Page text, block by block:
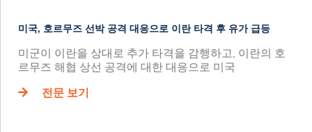
미국, 호르무즈 선박 공격 대응으로 이란 타격 후 유가 급등
미군이 이란을 상대로 추가 타격을 감행하고, 이란의 호
르무즈 해협 상선 공격에 대한 대응으로 미국
전문 보기